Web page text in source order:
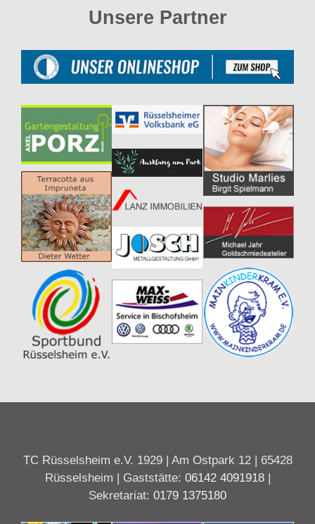
Unsere Partner
TC Rüsselsheim e.V. 1929 | Am Ostpark 12 | 65428
Rüsselsheim | Gaststätte: 06142 4091918|
Sekretariat: 0179 1375180